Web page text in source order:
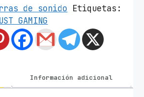
de sonido Etiquetas:
GAMING
Información adicional